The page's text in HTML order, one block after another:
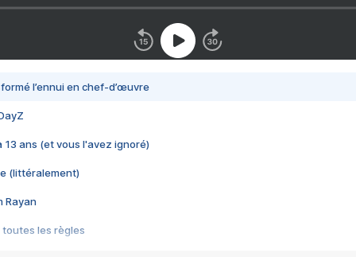
l’ennui en chef-d’œuvre
13 ans (et vous l'avez ignoré)
(littéralement)
Rayan
toutes les règles